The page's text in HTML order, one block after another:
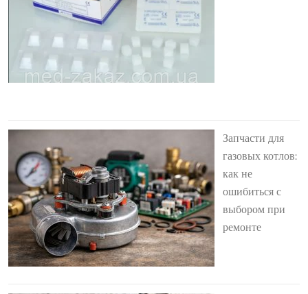
Запчасти для
газовых котлов:
как не
ошибиться с
выбором при
ремонте